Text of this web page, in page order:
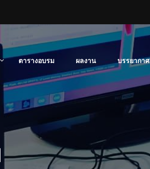
ตารางอบรม ผลงาน บรรยากาศ